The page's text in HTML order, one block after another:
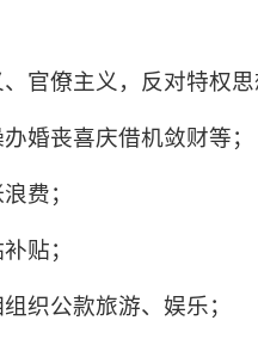
官僚主义，反对特权思
婚丧喜庆借机敛财等；
费；
贴；
织公款旅游、娱乐；